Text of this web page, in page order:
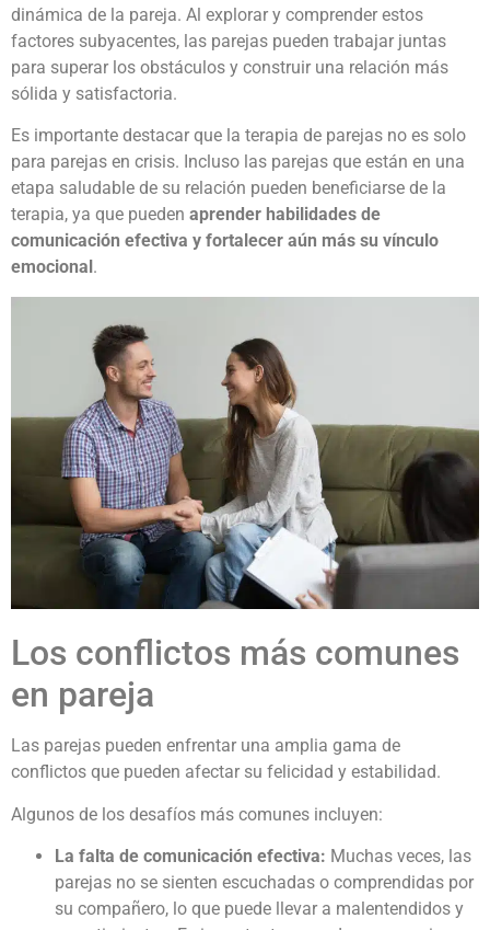
dinámica de la pareja. Al explorar y comprender estos
factores subyacentes, las parejas pueden trabajar juntas
para superar los obstáculos y construir una relación más
sólida y satisfactoria.
Es importante destacar que la terapia de parejas no es solo
para parejas en crisis. Incluso las parejas que están en una
etapa saludable de su relación pueden beneficiarse de la
terapia, ya que pueden aprender habilidades de
comunicación efectiva y fortalecer aún más su vínculo
emocional .
Los conflictos más comunes
en pareja
Las parejas pueden enfrentar una amplia gama de
conflictos que pueden afectar su felicidad y estabilidad.
Algunos de los desafíos más comunes incluyen:
La falta de comunicación efectiva: Muchas veces, las
parejas no se sienten escuchadas o comprendidas por
su compañero, lo que puede llevar a malentendidos y